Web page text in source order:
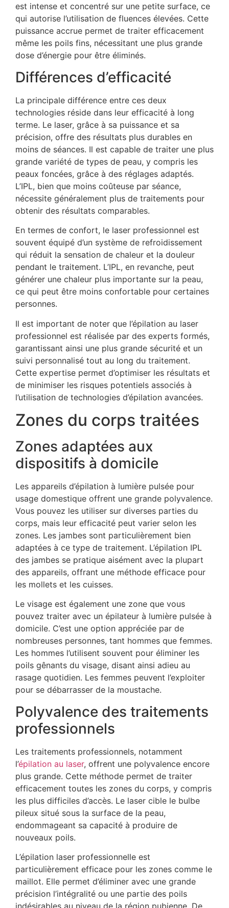
est intense et concentré sur une petite surface, ce
qui autorise l’utilisation de fluences élevées. Cette
puissance accrue permet de traiter efficacement
même les poils fins, nécessitant une plus grande
dose d’énergie pour être éliminés.
Différences d’efficacité
La principale différence entre ces deux
technologies réside dans leur efficacité à long
terme. Le laser, grâce à sa puissance et sa
précision, offre des résultats plus durables en
moins de séances. Il est capable de traiter une plus
grande variété de types de peau, y compris les
peaux foncées, grâce à des réglages adaptés.
L’IPL, bien que moins coûteuse par séance,
nécessite généralement plus de traitements pour
obtenir des résultats comparables.
En termes de confort, le laser professionnel est
souvent équipé d’un système de refroidissement
qui réduit la sensation de chaleur et la douleur
pendant le traitement. L’IPL, en revanche, peut
générer une chaleur plus importante sur la peau,
ce qui peut être moins confortable pour certaines
personnes.
Il est important de noter que l’épilation au laser
professionnel est réalisée par des experts formés,
garantissant ainsi une plus grande sécurité et un
suivi personnalisé tout au long du traitement.
Cette expertise permet d’optimiser les résultats et
de minimiser les risques potentiels associés à
l’utilisation de technologies d’épilation avancées.
Zones du corps traitées
Zones adaptées aux
dispositifs à domicile
Les appareils d’épilation à lumière pulsée pour
usage domestique offrent une grande polyvalence.
Vous pouvez les utiliser sur diverses parties du
corps, mais leur efficacité peut varier selon les
zones. Les jambes sont particulièrement bien
adaptées à ce type de traitement. L’épilation IPL
des jambes se pratique aisément avec la plupart
des appareils, offrant une méthode efficace pour
les mollets et les cuisses.
Le visage est également une zone que vous
pouvez traiter avec un épilateur à lumière pulsée à
domicile. C’est une option appréciée par de
nombreuses personnes, tant hommes que femmes.
Les hommes l’utilisent souvent pour éliminer les
poils gênants du visage, disant ainsi adieu au
rasage quotidien. Les femmes peuvent l’exploiter
pour se débarrasser de la moustache.
Polyvalence des traitements
professionnels
Les traitements professionnels, notamment
l’épilation au laser, offrent une polyvalence encore
plus grande. Cette méthode permet de traiter
efficacement toutes les zones du corps, y compris
les plus difficiles d’accès. Le laser cible le bulbe
pileux situé sous la surface de la peau,
endommageant sa capacité à produire de
nouveaux poils.
L’épilation laser professionnelle est
particulièrement efficace pour les zones comme le
maillot. Elle permet d’éliminer avec une grande
précision l’intégralité ou une partie des poils